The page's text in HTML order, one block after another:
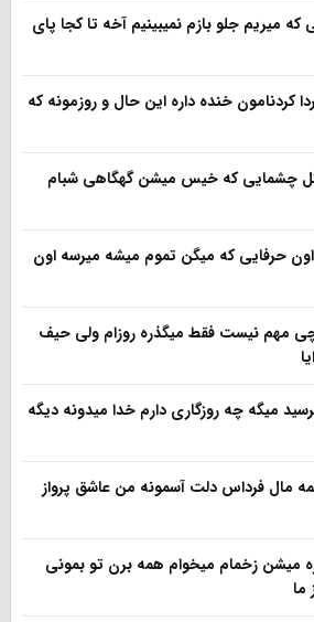
میریم جلو بازم نمیبینیم آخه تا کجا پای
کردنامون خنده داره این حال و روزمونه که
چشمایی که خیس میشن گهگاهی شبام
حرفایی که میگن تموم میشه میرسه اون
مهم نیست فقط میگذره روزام ولی حیف
میگه چه روزگاری دارم خدا میدونه دیگه
مال فرداس دلت آسمونه من عاشق پرواز
میشن زخمام میخوام همه برن تو بمونی
ما